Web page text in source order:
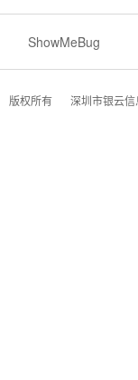
ShowMeBug
版权所有 深圳市银云